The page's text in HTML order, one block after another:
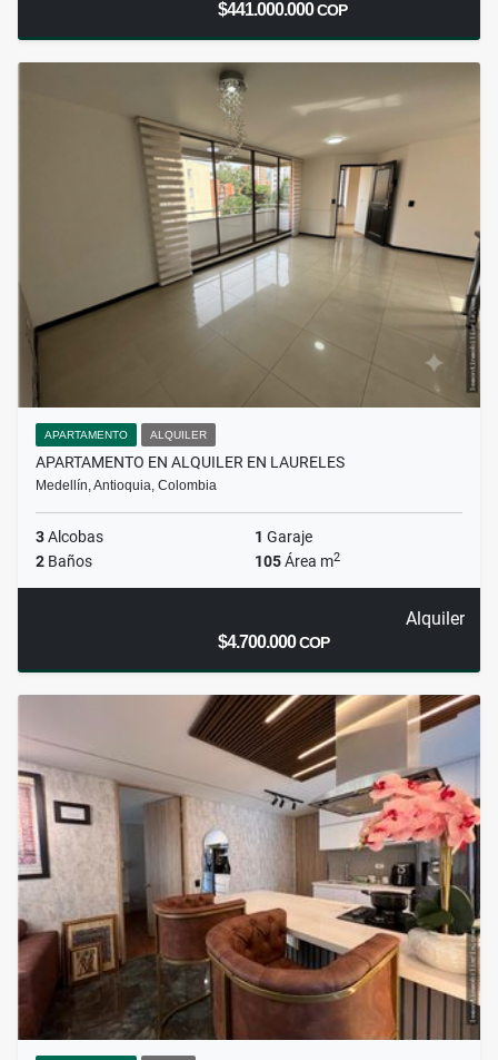
$441.000.000COP
APARTAMENTO ALQUILER
APARTAMENTO EN ALQUILER EN LAURELES
Medellín, Antioquia, Colombia
3Alcobas 1 Garaje
2 Baños 105Área m2
Alquiler
$4.700.000COP